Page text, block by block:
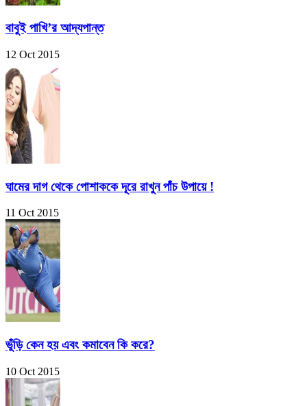
বাবুই পাখি’র আদ্যপান্ত
12 Oct 2015
ঘামের দাগ থেকে পোশাককে দূরে রাখুন পাঁচ উপায়ে !
11 Oct 2015
ভুঁড়ি কেন হয় এবং কমাবেন কি করে?
10 Oct 2015